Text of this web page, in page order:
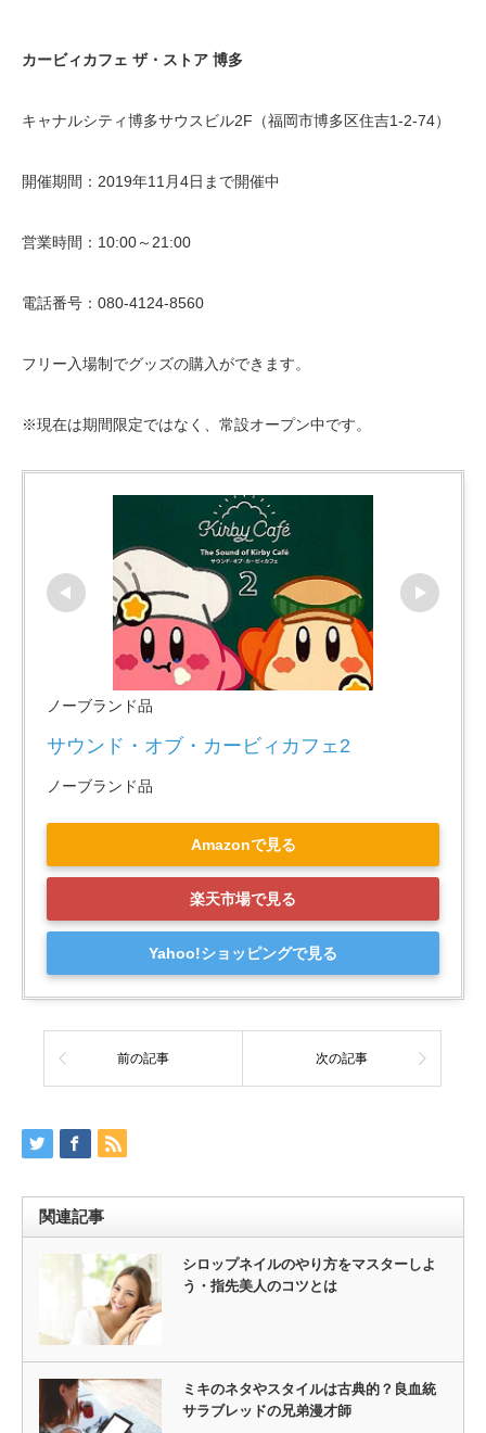
カービィカフェ ザ・ストア 博多
キャナルシティ博多サウスビル2F（福岡市博多区住吉1-2-74）
開催期間：2019年11月4日まで開催中
営業時間：10:00～21:00
電話番号：080-4124-8560
フリー入場制でグッズの購入ができます。
※現在は期間限定ではなく、常設オープン中です。
ノーブランド品
サウンド・オブ・カービィカフェ2
ノーブランド品
Amazonで見る
楽天市場で見る
Yahoo!ショッピングで見る
前の記事 次の記事
関連記事
シロップネイルのやり方をマスターしよ
う・指先美人のコツとは
ミキのネタやスタイルは古典的？良血統
サラブレッドの兄弟漫才師